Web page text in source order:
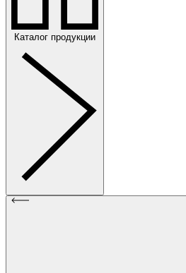
Каталог продукции